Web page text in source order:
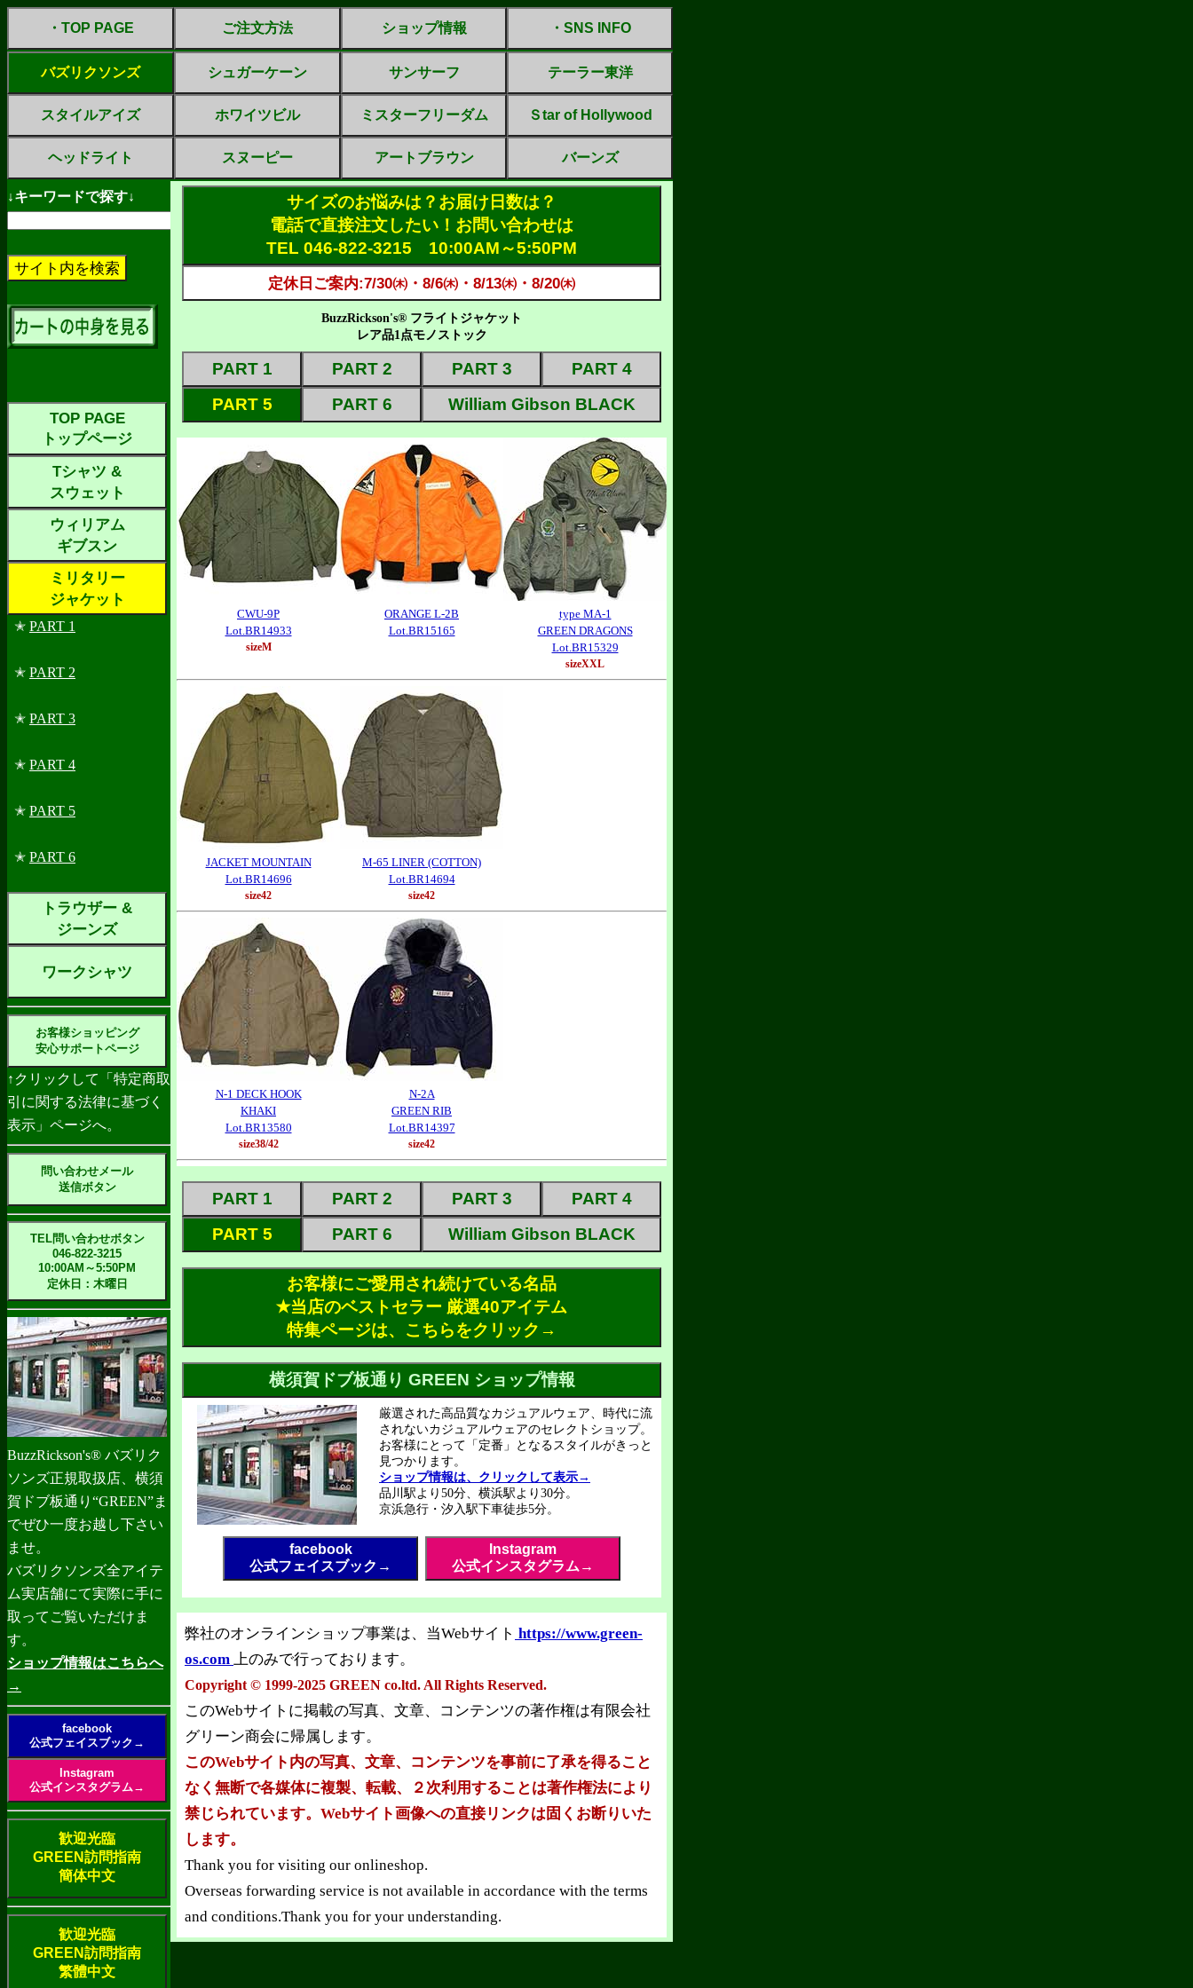
・TOP PAGE ご注文方法 ショップ情報 ・SNS INFO
バズリクソンズ シュガーケーン サンサーフ テーラー東洋
スタイルアイズ ホワイツビル ミスターフリーダム Ｓtar of Hollywood
ヘッドライト スヌーピー アートブラウン バーンズ
↓キーワードで探す↓
TOP PAGE
トップページ
Tシャツ &
スウェット
ウィリアム
ギブスン
ミリタリー
ジャケット
✭ PART 1
✭ PART 2
✭ PART 3
✭ PART 4
✭ PART 5
✭ PART 6
トラウザー &
ジーンズ
ワークシャツ
お客様ショッピング
安心サポートページ
↑クリックして「特定商取
引に関する法律に基づく
表示」ページへ。
問い合わせメール
送信ボタン
TEL問い合わせボタン
046-822-3215
10:00AM～5:50PM
定休日：木曜日
BuzzRickson's® バズリク
ソンズ正規取扱店、横須
賀ドブ板通り“GREEN”ま
でぜひ一度お越し下さい
ませ。
バズリクソンズ全アイテ
ム実店舗にて実際に手に
取ってご覧いただけま
す。
ショップ情報はこちらへ
→
facebook
公式フェイスブック→
Instagram
公式インスタグラム→
歓迎光臨
GREEN訪問指南
簡体中文
歓迎光臨
GREEN訪問指南
繁體中文
サイズのお悩みは？お届け日数は？
電話で直接注文したい！お問い合わせは
TEL 046-822-3215 10:00AM～5:50PM
定休日ご案内:7/30㈭・8/6㈭・8/13㈭・8/20㈭
BuzzRickson's® フライトジャケット
レア品1点モノストック
PART 1 PART 2 PART 3
PART 4
PART 5
PART 6 William Gibson BLACK
CWU-9P
Lot.BR14933
sizeM
ORANGE L-2B
Lot.BR15165
type MA-1
GREEN DRAGONS
Lot.BR15329
sizeXXL
JACKET MOUNTAIN
Lot.BR14696
size42
M-65 LINER (COTTON)
Lot.BR14694
size42
N-1 DECK HOOK
KHAKI
Lot.BR13580
size38/42
N-2A
GREEN RIB
Lot.BR14397
size42
PART 1 PART 2 PART 3
PART 4
PART 5
PART 6 William Gibson BLACK
お客様にご愛用され続けている名品
✭当店のベストセラー 厳選40アイテム
特集ページは、こちらをクリック→
横須賀ドブ板通り GREEN ショップ情報
厳選された高品質なカジュアルウェア、時代に流
されないカジュアルウェアのセレクトショップ。
お客様にとって「定番」となるスタイルがきっと
見つかります。
ショップ情報は、クリックして表示→
品川駅より50分、横浜駅より30分。
京浜急行・汐入駅下車徒歩5分。
facebook
公式フェイスブック→
Instagram
公式インスタグラム→
弊社のオンラインショップ事業は、当Webサイト https://www.green-
os.com 上のみで行っております。
Copyright © 1999-2025 GREEN co.ltd. All Rights Reserved.
このWebサイトに掲載の写真、文章、コンテンツの著作権は有限会社
グリーン商会に帰属します。
このWebサイト内の写真、文章、コンテンツを事前に了承を得ること
なく無断で各媒体に複製、転載、２次利用することは著作権法により
禁じられています。Webサイト画像への直接リンクは固くお断りいた
します。
Thank you for visiting our onlineshop.
Overseas forwarding service is not available in accordance with the terms
and conditions.Thank you for your understanding.